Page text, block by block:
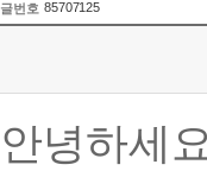
글번호 85707125
안녕하세